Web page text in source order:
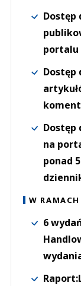
Dostęp
portalu
Dostęp
Dostęp
na
ponad
W
6